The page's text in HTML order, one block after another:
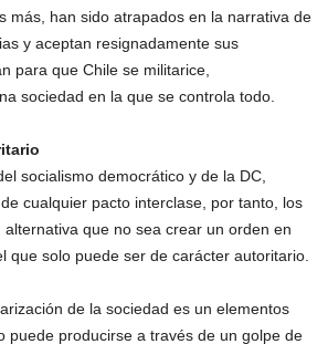
más, han sido atrapados en la narrativa de
y aceptan resignadamente sus
para que Chile se militarice,
sociedad en la que se controla todo.
socialismo democrático y de la DC,
cualquier pacto interclase, por tanto, los
que no sea crear un orden en
que solo puede ser de carácter autoritario.
de la sociedad es un elementos
puede producirse a través de un golpe de